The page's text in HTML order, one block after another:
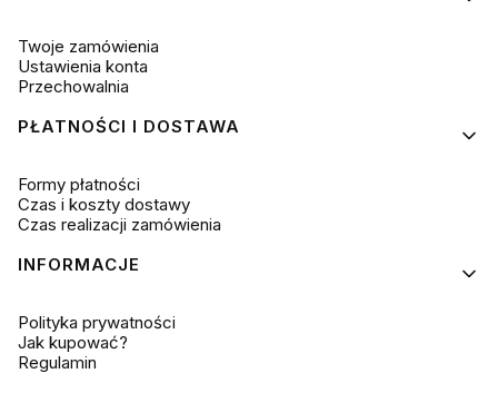
Twoje zamówienia
Ustawienia konta
Przechowalnia
PŁATNOŚCI I DOSTAWA
Formy płatności
Czas i koszty dostawy
Czas realizacji zamówienia
INFORMACJE
Polityka prywatności
Jak kupować?
Regulamin